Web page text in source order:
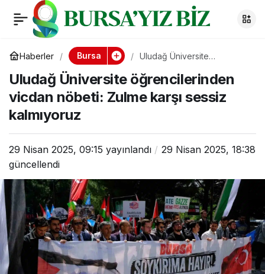
Haberler Bursa
Uludağ Üniversite
nöbeti: Zulme karşı sessiz
kalmıyoruz
Uludağ Üniversite öğrencilerinden
vicdan nöbeti: Zulme karşı sessiz
kalmıyoruz
29 Nisan 2025, 09:15 yayınlandı
29 Nisan 2025, 18:38
güncellendi
Uludağ Üniversite
öğrencilerinden
vicdan nöbeti: Zulme
karşı sessiz
kalmıyoruz